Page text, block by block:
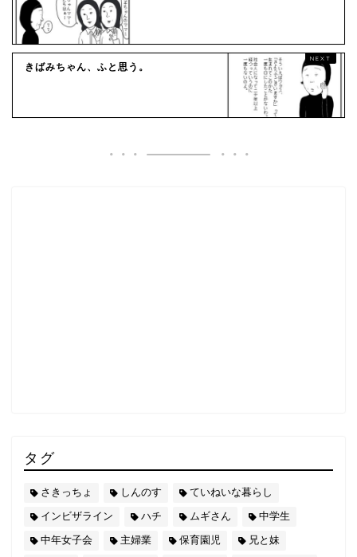
きばみちゃん、ふと思う。
タグ
さきっちょ しんのす
ていねいな暮らし
インビザライン
ハチ ムギさん
中学生
中年女子会
主婦業 保育園児
兄と妹